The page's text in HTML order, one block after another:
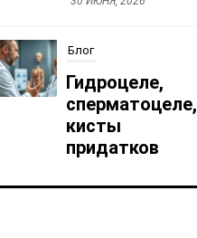
30 ИЮНЯ, 2026
Блог
Детская
стоматология:
лечение без
страха
30 ИЮНЯ, 2026